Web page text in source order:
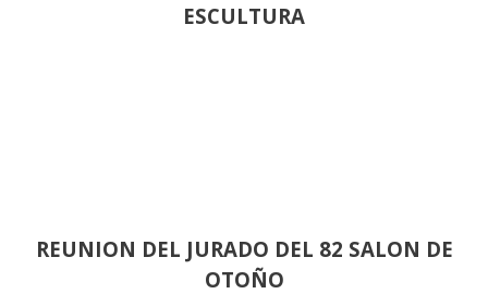
ESCULTURA
REUNION DEL JURADO DEL 82 SALON DE
OTOÑO